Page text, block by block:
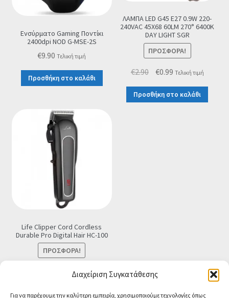
Διαχείριση Συγκατάθεσης
Για να παρέχουμε την καλύτερη εμπειρία, χρησιμοποιούμε τεχνολογίες όπως
Ενσύρματο Gaming Ποντίκι
2400dpi NOD G-MSE-2S
€9.90 Τελική τιμή
Προσθήκη στο καλάθι
ΛΑΜΠΑ LED G45 E27 0.9W 220-
240VAC 45X68 60LM 270° 6400K
DAY LIGHT SGR
ΠΡΟΣΦΟΡΆ!
€2.90 Original
was:
€0.99Η
τιμή
Τελική τιμή
Προσθήκη στο καλάθι
Life Clipper Cord Cordless
Durable Pro Digital Hair HC-100
ΠΡΟΣΦΟΡΆ!
OriginalΗ
Τελική τιμή
Προσθήκη στο καλάθι